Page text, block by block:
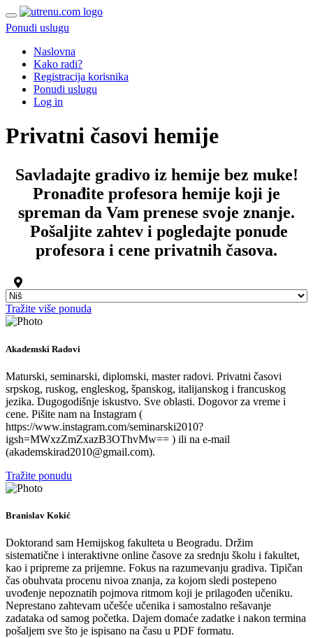
Ponudi uslugu
Naslovna
Kako radi?
Registracija korisnika
Ponudi uslugu
Log in
Privatni časovi hemije
Savladajte gradivo iz hemije bez muke!
Pronađite profesora hemije koji je
spreman da Vam prenese svoje znanje.
Pošaljite zahtev i pogledajte ponude
profesora i cene privatnih časova.
Tražite više ponuda
Akademski Radovi
Maturski, seminarski, diplomski, master radovi. Privatni časovi
srpskog, ruskog, engleskog, španskog, italijanskog i francuskog
jezika. Dugogodišnje iskustvo. Sve oblasti. Dogovor za vreme i
cene. Pišite nam na Instagram (
https://www.instagram.com/seminarski2010?
igsh=MWxzZmZxazB3OThvMw== ) ili na e-mail
(akademskirad2010@gmail.com).
Tražite ponudu
Branislav Kokić
Doktorand sam Hemijskog fakulteta u Beogradu. Držim
sistematične i interaktivne online časove za srednju školu i fakultet,
kao i pripreme za prijemne. Fokus na razumevanju gradiva. Tipičan
čas obuhvata procenu nivoa znanja, za kojom sledi postepeno
uvođenje nepoznatih pojmova ritmom koji je prilagođen učeniku.
Neprestano zahtevam učešće učenika i samostalno rešavanje
zadataka od samog početka. Dajem domaće zadatke i nakon termina
pošaljem sve što je ispisano na času u PDF formatu.